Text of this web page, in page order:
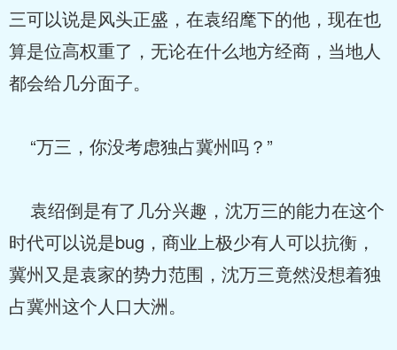
三可以说是风头正盛，在袁绍麾下的他，现在也
算是位高权重了，无论在什么地方经商，当地人
都会给几分面子。
“万三，你没考虑独占冀州吗？”
袁绍倒是有了几分兴趣，沈万三的能力在这个
时代可以说是bug，商业上极少有人可以抗衡，
冀州又是袁家的势力范围，沈万三竟然没想着独
占冀州这个人口大洲。